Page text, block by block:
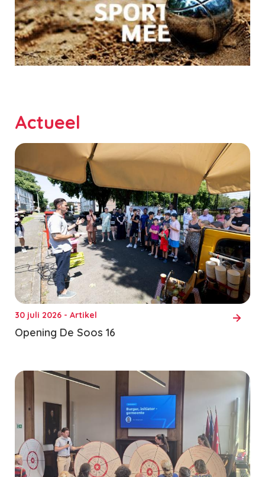
Actueel
30 juli 2026 - Artikel
Opening De Soos 16